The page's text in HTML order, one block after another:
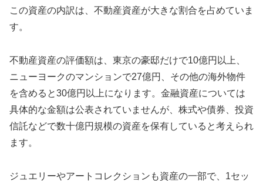
この資産の内訳は、不動産資産が大きな割合を占めていま
す。
不動産資産の評価額は、東京の豪邸だけで10億円以上、
ニューヨークのマンションで27億円、その他の海外物件
を含めると30億円以上になります。金融資産については
具体的な金額は公表されていませんが、株式や債券、投資
信託などで数十億円規模の資産を保有していると考えられ
ます。
ジュエリーやアートコレクションも資産の一部で、1セッ